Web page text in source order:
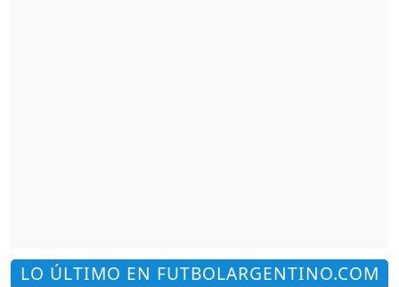
LO ÚLTIMO EN FUTBOLARGENTINO.COM